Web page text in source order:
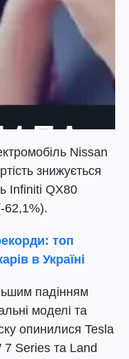
Nissan
знижується
Infiniti QX80
62,1%).
топ
в Україні
падінням
моделі та
опинилися Tesla
Series та Land